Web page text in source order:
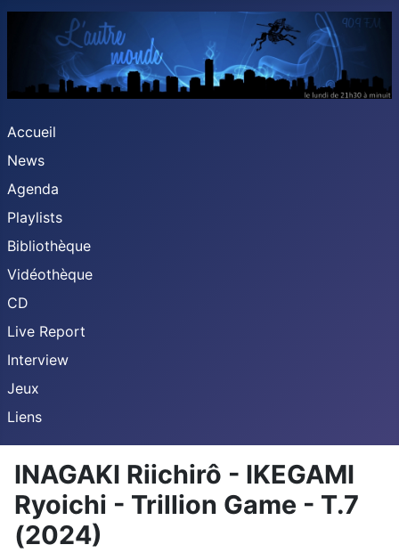
Accueil
News
Agenda
Playlists
Bibliothèque
Vidéothèque
CD
Live Report
Interview
Jeux
Liens
INAGAKI Riichirô - IKEGAMI
Ryoichi - Trillion Game - T.7
(2024)